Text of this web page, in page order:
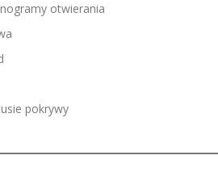
otwierania
pokrywy